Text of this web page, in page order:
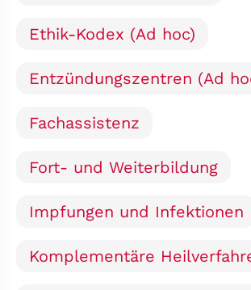
Ethik-Kodex (Ad hoc)
Entzündungszentren (Ad
Fachassistenz
Fort- und Weiterbildung
Impfungen und Infektionen
Komplementäre